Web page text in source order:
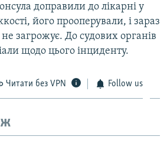
доправили до лікарні у
його прооперували, і зараз
загрожує. До судових органів
щодо цього інциденту.
Читати без VPN Follow us